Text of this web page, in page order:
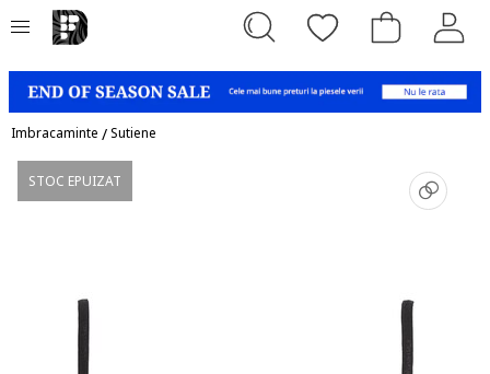
Imbracaminte /Sutiene
STOC EPUIZAT